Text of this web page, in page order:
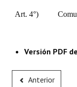
Art. 4°)
Versión PDF
Anterior